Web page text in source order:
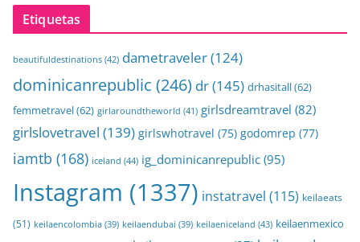
Etiquetas
beautifuldestinations (42) dametraveler(124)
dominicanrepublic (246) dr(145) drhasitall(62)
femmetravel(62) girlaroundtheworld (41) girlsdreamtravel (82)
girlslovetravel (139) girlswhotravel (75) godomrep (77)
iamtb (168) iceland (44) ig_dominicanrepublic (95)
Instagram (1337) instatravel (115) keilaeats
(51) keilaencolombia (39) keilaendubai (39) keilaeniceland (43) keilaenmexico